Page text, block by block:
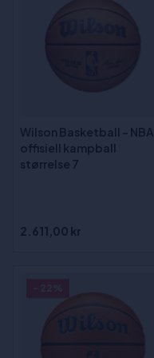
Wilson Basketball - NBA
offisiell kampball
størrelse 7
2.611,00 kr